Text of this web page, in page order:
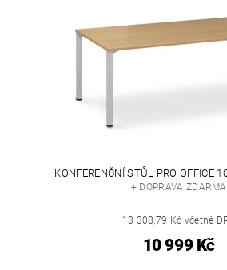
KONFERENČNÍ STŮL PRO OFFICE
+ DOPRAVA ZDARMA
13 308,79 Kč včetně
10 999 Kč